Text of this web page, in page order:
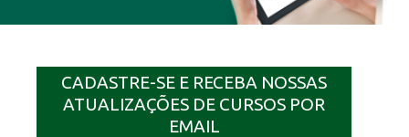
CADASTRE-SE E RECEBA NOSSAS
ATUALIZAÇÕES DE CURSOS POR
EMAIL